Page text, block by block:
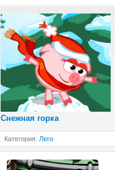
Снежная горка
Категория: Лего